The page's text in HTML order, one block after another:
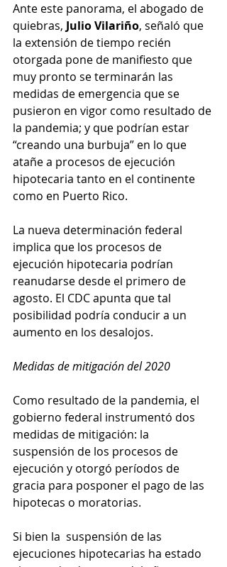
Ante este panorama, el abogado de
quiebras, Julio Vilariño, señaló que
la extensión de tiempo recién
otorgada pone de manifiesto que
muy pronto se terminarán las
medidas de emergencia que se
pusieron en vigor como resultado de
la pandemia; y que podrían estar
“creando una burbuja” en lo que
atañe a procesos de ejecución
hipotecaria tanto en el continente
como en Puerto Rico.
La nueva determinación federal
implica que los procesos de
ejecución hipotecaria podrían
reanudarse desde el primero de
agosto. El CDC apunta que tal
posibilidad podría conducir a un
aumento en los desalojos.
Medidas de mitigación del 2020
Como resultado de la pandemia, el
gobierno federal instrumentó dos
medidas de mitigación: la
suspensión de los procesos de
ejecución y otorgó períodos de
gracia para posponer el pago de las
hipotecas o moratorias.
Si bien la  suspensión de las
ejecuciones hipotecarias ha estado